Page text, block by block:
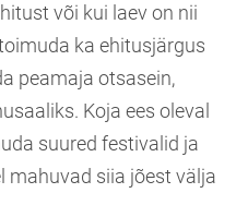
või kui laev on nii
ka ehitusjärgus
peamaja otsasein,
Koja ees oleval
suured festivalid ja
mahuvad siia jõest välja